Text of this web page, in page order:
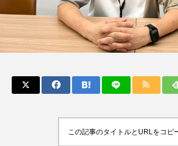
この記事のタイトルとURLをコピ